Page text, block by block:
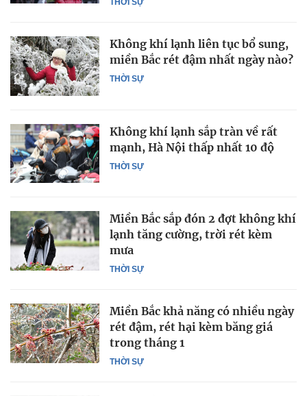
THỜI SỰ
THỜI SỰ
Không khí lạnh liên tục bổ sung,
miền Bắc rét đậm nhất ngày nào?
THỜI SỰ
Không khí lạnh sắp tràn về rất
mạnh, Hà Nội thấp nhất 10 độ
THỜI SỰ
Miền Bắc sắp đón 2 đợt không khí
lạnh tăng cường, trời rét kèm
mưa
THỜI SỰ
Miền Bắc khả năng có nhiều ngày
rét đậm, rét hại kèm băng giá
trong tháng 1